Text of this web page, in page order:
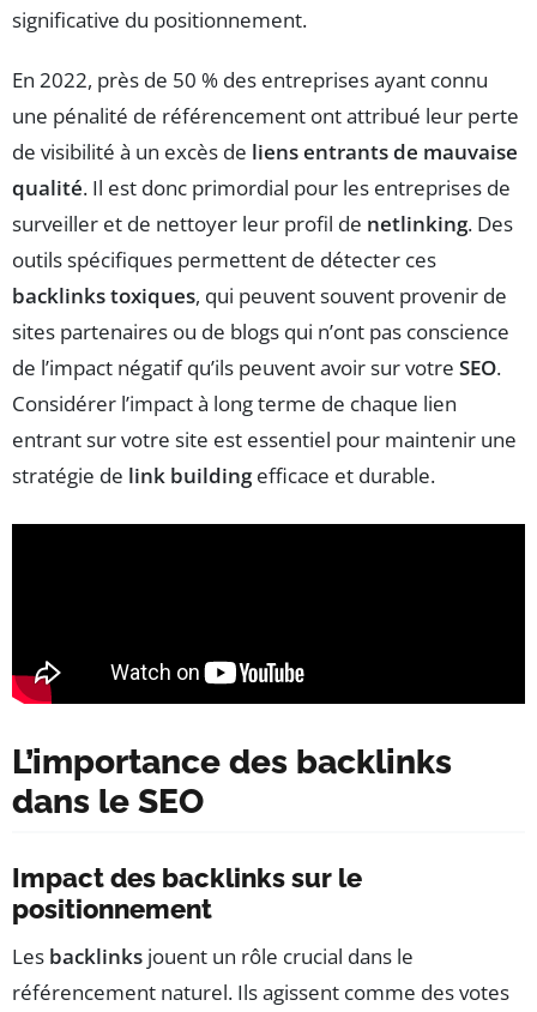
significative du positionnement.
En 2022, près de 50 % des entreprises ayant connu
une pénalité de référencement ont attribué leur perte
de visibilité à un excès de liens entrants de mauvaise
qualité. Il est donc primordial pour les entreprises de
surveiller et de nettoyer leur profil de netlinking. Des
outils spécifiques permettent de détecter ces
backlinks toxiques, qui peuvent souvent provenir de
sites partenaires ou de blogs qui n’ont pas conscience
de l’impact négatif qu’ils peuvent avoir sur votre SEO.
Considérer l’impact à long terme de chaque lien
entrant sur votre site est essentiel pour maintenir une
stratégie de link buildingefficace et durable.
L’importance des backlinks
dans le SEO
Impact des backlinks sur le
positionnement
Les backlinks jouent un rôle crucial dans le
référencement naturel. Ils agissent comme des votes